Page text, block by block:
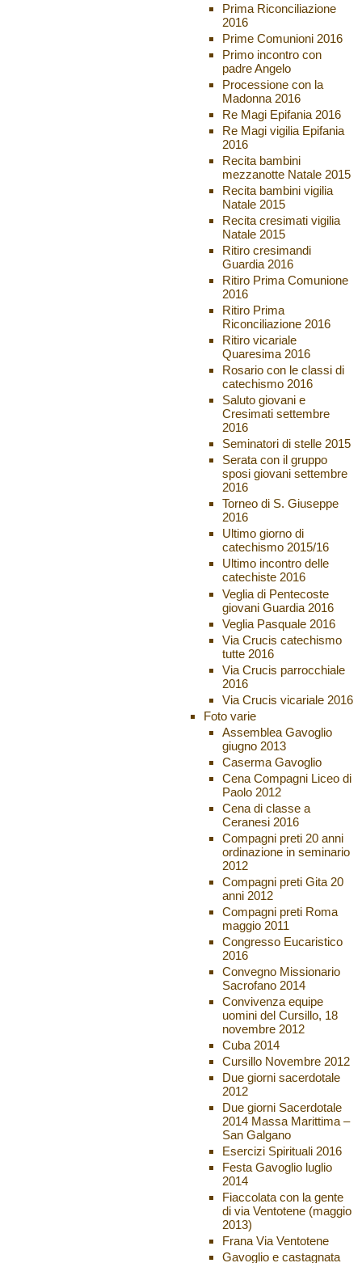
Prima Riconciliazione
2016
Prime Comunioni 2016
Primo incontro con
padre Angelo
Processione con la
Madonna 2016
Re Magi Epifania 2016
Re Magi vigilia Epifania
2016
Recita bambini
mezzanotte Natale 2015
Recita bambini vigilia
Natale 2015
Recita cresimati vigilia
Natale 2015
Ritiro cresimandi
Guardia 2016
Ritiro Prima Comunione
2016
Ritiro Prima
Riconciliazione 2016
Ritiro vicariale
Quaresima 2016
Rosario con le classi di
catechismo 2016
Saluto giovani e
Cresimati settembre
2016
Seminatori di stelle 2015
Serata con il gruppo
sposi giovani settembre
2016
Torneo di S. Giuseppe
2016
Ultimo giorno di
catechismo 2015/16
Ultimo incontro delle
catechiste 2016
Veglia di Pentecoste
giovani Guardia 2016
Veglia Pasquale 2016
Via Crucis catechismo
tutte 2016
Via Crucis parrocchiale
2016
Via Crucis vicariale 2016
Foto varie
Assemblea Gavoglio
giugno 2013
Caserma Gavoglio
Cena Compagni Liceo di
Paolo 2012
Cena di classe a
Ceranesi 2016
Compagni preti 20 anni
ordinazione in seminario
2012
Compagni preti Gita 20
anni 2012
Compagni preti Roma
maggio 2011
Congresso Eucaristico
2016
Convegno Missionario
Sacrofano 2014
Convivenza equipe
uomini del Cursillo, 18
novembre 2012
Cuba 2014
Cursillo Novembre 2012
Due giorni sacerdotale
2012
Due giorni Sacerdotale
2014 Massa Marittima –
San Galgano
Esercizi Spirituali 2016
Festa Gavoglio luglio
2014
Fiaccolata con la gente
di via Ventotene (maggio
2013)
Frana Via Ventotene
Gavoglio e castagnata